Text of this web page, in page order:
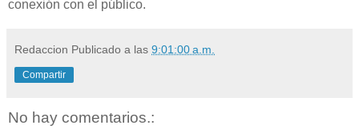
conexión con el público.
Redaccion Publicado a las 9:01:00 a.m.
Compartir
No hay comentarios.: